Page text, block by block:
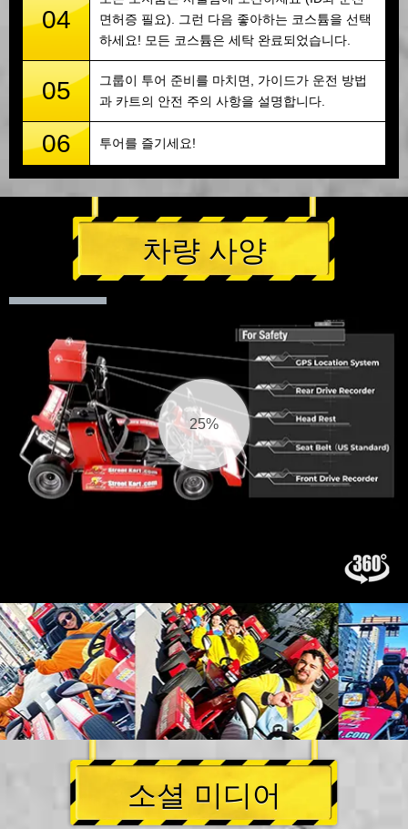
04
면허증 필요). 그런 다음 좋아하는 코스튬을 선택
하세요! 모든 코스튬은 세탁 완료되었습니다.
05
그룹이 투어 준비를 마치면, 가이드가 운전 방법
과 카트의 안전 주의 사항을 설명합니다.
06 투어를 즐기세요!
차량 사양
26%
소셜 미디어